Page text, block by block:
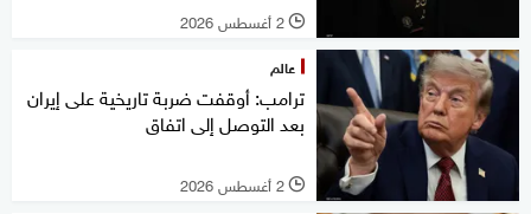
l 2 أغسطس 2026
عالم
ترامب: أوقفت ضربة تاريخية على إيران
بعد التوصل إلى اتفاق
l 2 أغسطس 2026